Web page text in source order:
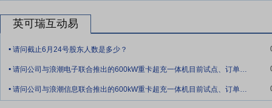
扩大的市场需求。
要点8： 技术优势
公司被认定为国家高新技术企业，公司业务属于
公司对技术研发持续高投入，公司注重人才引进与培养，组建了优秀
且不断增加新的骨干人员。
英可瑞互动易
. 请问截止6月24号股东人数是多少？
. 请问公司与浪潮电子联合推出的600kW重卡超充一体机目前试点、订单及量产进展如
. 请问公司与浪潮信息联合推出的600kW重卡超充一体机目前试点、订单及量产进展如何